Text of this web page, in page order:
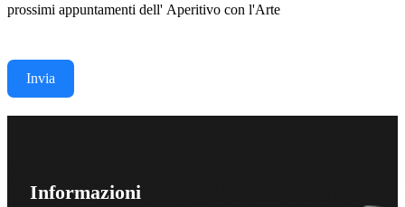
prossimi appuntamenti dell' Aperitivo con l'Arte
Invia
Informazioni